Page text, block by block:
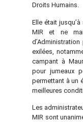
Droits Humains.
Elle était
MIR et ne
exilées,
campant à
pour jumeaux
permettant à un
meilleures
Les
MIR sont